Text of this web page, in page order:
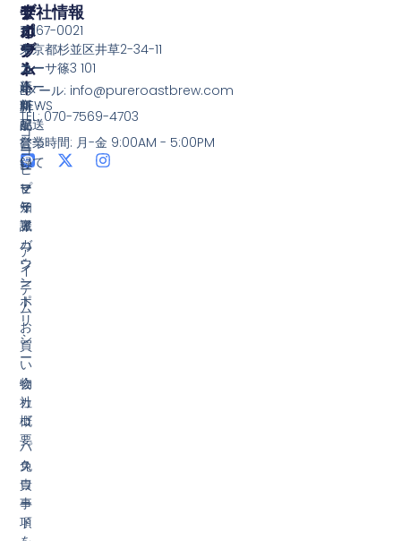
ア
カ
ウ
ン
ト
新
規
登
録
マ
イ
ア
カ
ウ
ン
ト
お
買
い
物
カ
ゴ
パ
ス
ワ
ー
ド
ア
イ
テ
ム
新
商
品
コ
ー
ヒ
ー
豆
ア
イ
テ
ム
ブ
ロ
グ
コー
ヒー
NEWS
コ
ー
ヒ
ー
知
識
サ
ポ
ー
ト
送
料・
配送
につ
いて
プ
ラ
イ
バ
シ
ー
ポ
リ
シ
ー
会
社
概
要
免
責
事
項
会社情報
〒167-0021
東京都杉並区井草2-34-11
カーサ篠3 101
Eメール: info@pureroastbrew.com
TEL: 070-7569-4703
営業時間: 月-金 9:00AM - 5:00PM